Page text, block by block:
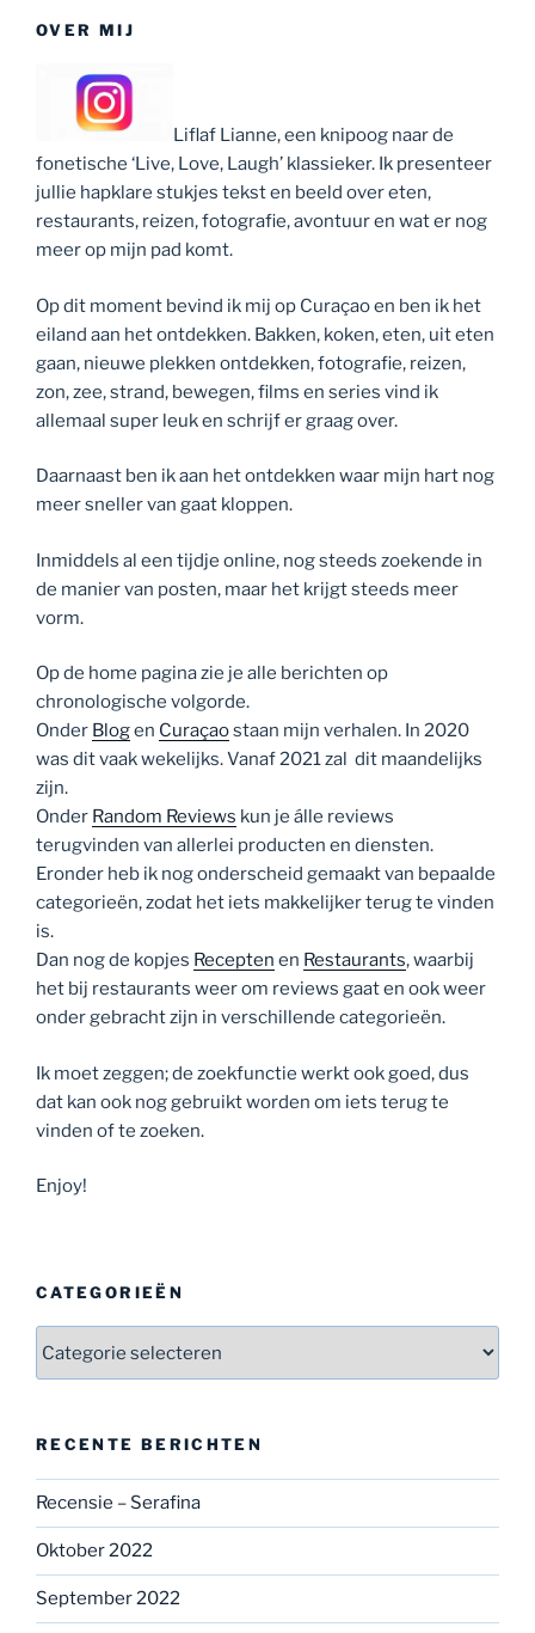
OVER MIJ
Liflaf Lianne, een knipoog naar de
fonetische ‘Live, Love, Laugh’ klassieker. Ik presenteer
jullie hapklare stukjes tekst en beeld over eten,
restaurants, reizen, fotografie, avontuur en wat er nog
meer op mijn pad komt.
Op dit moment bevind ik mij op Curaçao en ben ik het
eiland aan het ontdekken. Bakken, koken, eten, uit eten
gaan, nieuwe plekken ontdekken, fotografie, reizen,
zon, zee, strand, bewegen, films en series vind ik
allemaal super leuk en schrijf er graag over.
Daarnaast ben ik aan het ontdekken waar mijn hart nog
meer sneller van gaat kloppen.
Inmiddels al een tijdje online, nog steeds zoekende in
de manier van posten, maar het krijgt steeds meer
vorm.
Op de home pagina zie je alle berichten op
chronologische volgorde.
Onder Blogen Curaçaostaan mijn verhalen. In 2020
was dit vaak wekelijks. Vanaf 2021 zal dit maandelijks
zijn.
Onder Random Reviews kun je álle reviews
terugvinden van allerlei producten en diensten.
Eronder heb ik nog onderscheid gemaakt van bepaalde
categorieën, zodat het iets makkelijker terug te vinden
is.
Dan nog de kopjes Recepten en Restaurants, waarbij
het bij restaurants weer om reviews gaat en ook weer
onder gebracht zijn in verschillende categorieën.
Ik moet zeggen; de zoekfunctie werkt ook goed, dus
dat kan ook nog gebruikt worden om iets terug te
vinden of te zoeken.
Enjoy!
CATEGORIEËN
RECENTE BERICHTEN
Recensie – Serafina
Oktober 2022
September 2022